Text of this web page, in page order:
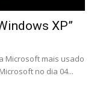
XP”
Microsoft mais usado
no dia 04...